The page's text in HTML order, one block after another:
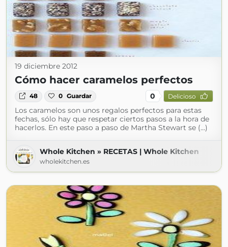
19 diciembre 2012
Cómo hacer caramelos perfectos
48 0 Guardar 0 Delicioso
Los caramelos son unos regalos perfectos para estas
fechas, sólo hay que respetar ciertos pasos a la hora de
hacerlos. En este paso a paso de Martha Stewart se (...)
Whole Kitchen » RECETAS | Whole Kitchen
wholekitchen.es